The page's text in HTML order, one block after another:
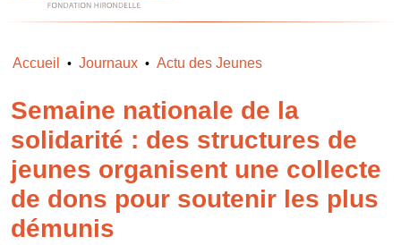
Accueil • Journaux • Actu des Jeunes
Semaine nationale de la
solidarité : des structures de
jeunes organisent une collecte
de dons pour soutenir les plus
démunis